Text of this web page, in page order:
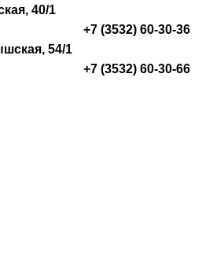
40/1
+7 (3532) 60-30-36
54/1
+7 (3532) 60-30-66